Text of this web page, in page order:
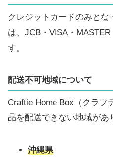
クレジットカードのみとな
は、JCB・VISA・
す。
配送不可地域について
Craftie Home Box（クラフ
品を配送できない地域があ
沖縄県